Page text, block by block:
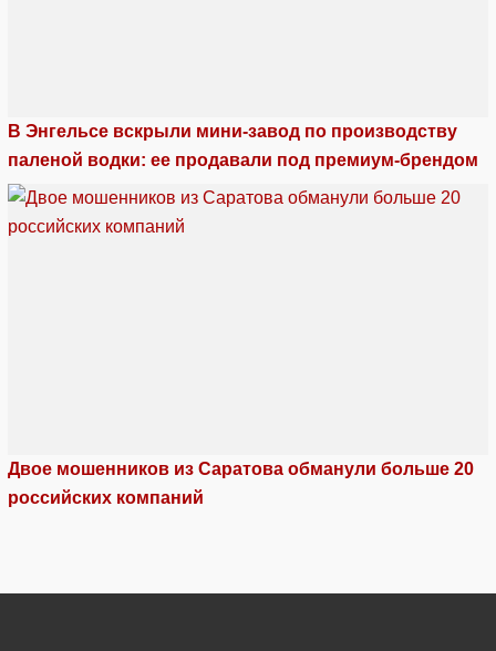
В Энгельсе вскрыли мини-завод по производству
паленой водки: ее продавали под премиум-брендом
Двое мошенников из Саратова обманули больше 20
российских компаний